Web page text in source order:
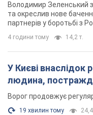
Володимир Зеленський
та окреслив нове
партнерів у боротьбі з
4 години тому 14,2 т.
У Києві внаслідок
людина,
Ворог продовжує
19 хвилин тому